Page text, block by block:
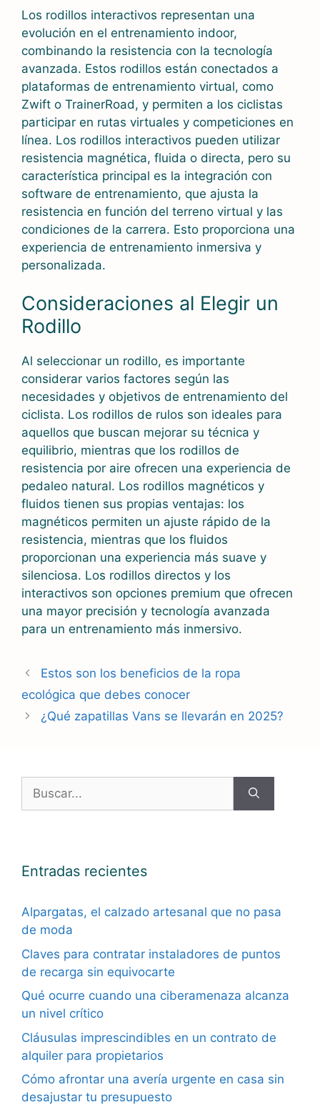
Los rodillos interactivos representan una
evolución en el entrenamiento indoor,
combinando la resistencia con la tecnología
avanzada. Estos rodillos están conectados a
plataformas de entrenamiento virtual, como
Zwift o TrainerRoad, y permiten a los ciclistas
participar en rutas virtuales y competiciones en
línea. Los rodillos interactivos pueden utilizar
resistencia magnética, fluida o directa, pero su
característica principal es la integración con
software de entrenamiento, que ajusta la
resistencia en función del terreno virtual y las
condiciones de la carrera. Esto proporciona una
experiencia de entrenamiento inmersiva y
personalizada.
Consideraciones al Elegir un
Rodillo
Al seleccionar un rodillo, es importante
considerar varios factores según las
necesidades y objetivos de entrenamiento del
ciclista. Los rodillos de rulos son ideales para
aquellos que buscan mejorar su técnica y
equilibrio, mientras que los rodillos de
resistencia por aire ofrecen una experiencia de
pedaleo natural. Los rodillos magnéticos y
fluidos tienen sus propias ventajas: los
magnéticos permiten un ajuste rápido de la
resistencia, mientras que los fluidos
proporcionan una experiencia más suave y
silenciosa. Los rodillos directos y los
interactivos son opciones premium que ofrecen
una mayor precisión y tecnología avanzada
para un entrenamiento más inmersivo.
Estos son los beneficios de la ropa
ecológica que debes conocer
¿Qué zapatillas Vans se llevarán en 2025?
Buscar:
Entradas recientes
Alpargatas, el calzado artesanal que no pasa
de moda
Claves para contratar instaladores de puntos
de recarga sin equivocarte
Qué ocurre cuando una ciberamenaza alcanza
un nivel crítico
Cláusulas imprescindibles en un contrato de
alquiler para propietarios
Cómo afrontar una avería urgente en casa sin
desajustar tu presupuesto